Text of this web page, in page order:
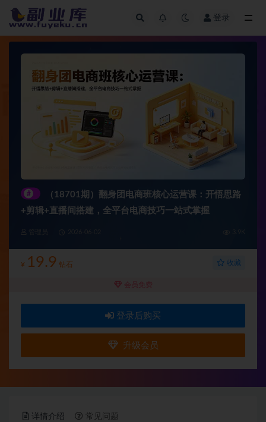
登录
#
（18701期）翻身团电商班核心运营课：开悟思路
+剪辑+直播间搭建，全平台电商技巧一站式掌握
¥ 19.9 钻石 收藏
会员免费
登录后购买
升级会员
详情介绍 常见问题